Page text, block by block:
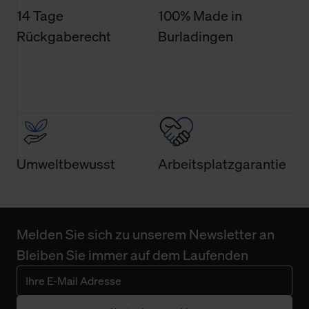
Einwilligung ist grundsätzlich freiwillig, für die Nutzung
der Webseite nicht erforderlich und kann jederzeit mit
Wirkung für die Zukunft widerrufen. Der Widerruf der
Weitere Informationen über Cookies und Web-
Technologien sowie die Nutzung Ihrer persönlichen Daten
14 Tage
Rückgaberecht
100% Made in
Burladingen
Umweltbewusst Arbeitsplatzgarantie
Melden Sie sich zu unserem Newsletter an
Bleiben Sie immer auf dem Laufenden